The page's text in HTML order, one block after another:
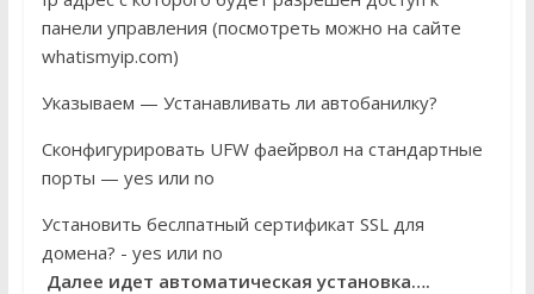
панели управления (посмотреть можно на сайте
whatismyip.com)
Указываем — Устанавливать ли автобанилку?
Сконфигурировать UFW фаейрвол на стандартные
порты — yes или no
Установить беслпатный сертификат SSL для
домена? - yes или no
Далее идет автоматическая установка….